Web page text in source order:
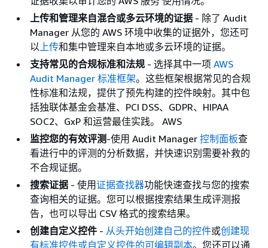
上传和管理来自混合或多云环境的证据 - 除了 Audit
Manager 从您的 AWS 环境中收集的证据外，您还可
以 上传和集中管理来自本地或多云环境的证据。
支持常见的合规标准和法规 - 选择其中一项 AWS
Audit Manager 标准框架。这些框架根据常见的合规
性标准和法规，提供了预先构建的控件映射。其中包
括独联体基金会基准、PCI DSS、GDPR、HIPAA
SOC2、GxP 和运营最佳实践。 AWS
监控您的有效评测-使用 Audit Manager 控制面板查
看进行中的评测的分析数据，并快速识别需要补救的
不合规证据。
搜索证据 - 使用证据查找器功能快速查找与您的搜索
查询相关的证据。您可以根据搜索结果生成评测报
告，也可以导出 CSV 格式的搜索结果。
创建自定义控件 - 从头开始创建自己的控件或创建现
有标准控件或自定义控件的可编辑副本。您还可以通